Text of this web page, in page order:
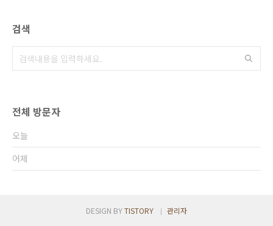
검색
전체 방문자
오늘
어제
DESIGN BYTISTORY 관리자